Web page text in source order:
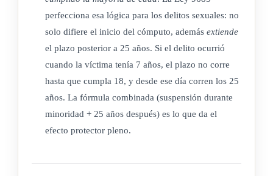
perfecciona esa lógica para los delitos sexuales: no
solo difiere el inicio del cómputo, además extiende
el plazo posterior a 25 años. Si el delito ocurrió
cuando la víctima tenía 7 años, el plazo no corre
hasta que cumpla 18, y desde ese día corren los 25
años. La fórmula combinada (suspensión durante
minoridad + 25 años después) es lo que da el
efecto protector pleno.